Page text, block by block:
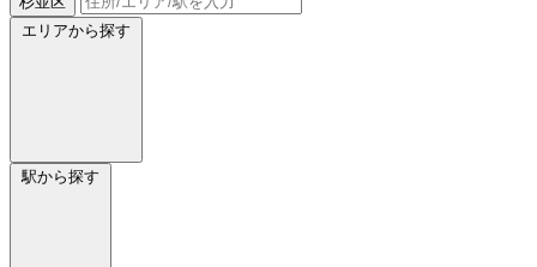
エリアから探す
駅から探す